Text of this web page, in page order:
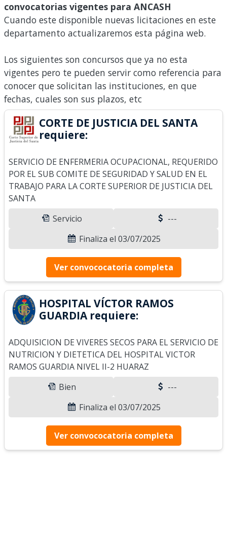
convocatorias vigentes para ANCASH
Cuando este disponible nuevas licitaciones en este
departamento actualizaremos esta página web.
Los siguientes son concursos que ya no esta
vigentes pero te pueden servir como referencia para
conocer que solicitan las instituciones, en que
fechas, cuales son sus plazos, etc
CORTE DE JUSTICIA DEL SANTA
requiere:
SERVICIO DE ENFERMERIA OCUPACIONAL, REQUERIDO
POR EL SUB COMITE DE SEGURIDAD Y SALUD EN EL
TRABAJO PARA LA CORTE SUPERIOR DE JUSTICIA DEL
SANTA
Servicio
---
Finaliza el 03/07/2025
Ver convococatoria completa
HOSPITAL VÍCTOR RAMOS
GUARDIA requiere:
ADQUISICION DE VIVERES SECOS PARA EL SERVICIO DE
NUTRICION Y DIETETICA DEL HOSPITAL VICTOR
RAMOS GUARDIA NIVEL II-2 HUARAZ
Bien
---
Finaliza el 03/07/2025
Ver convococatoria completa